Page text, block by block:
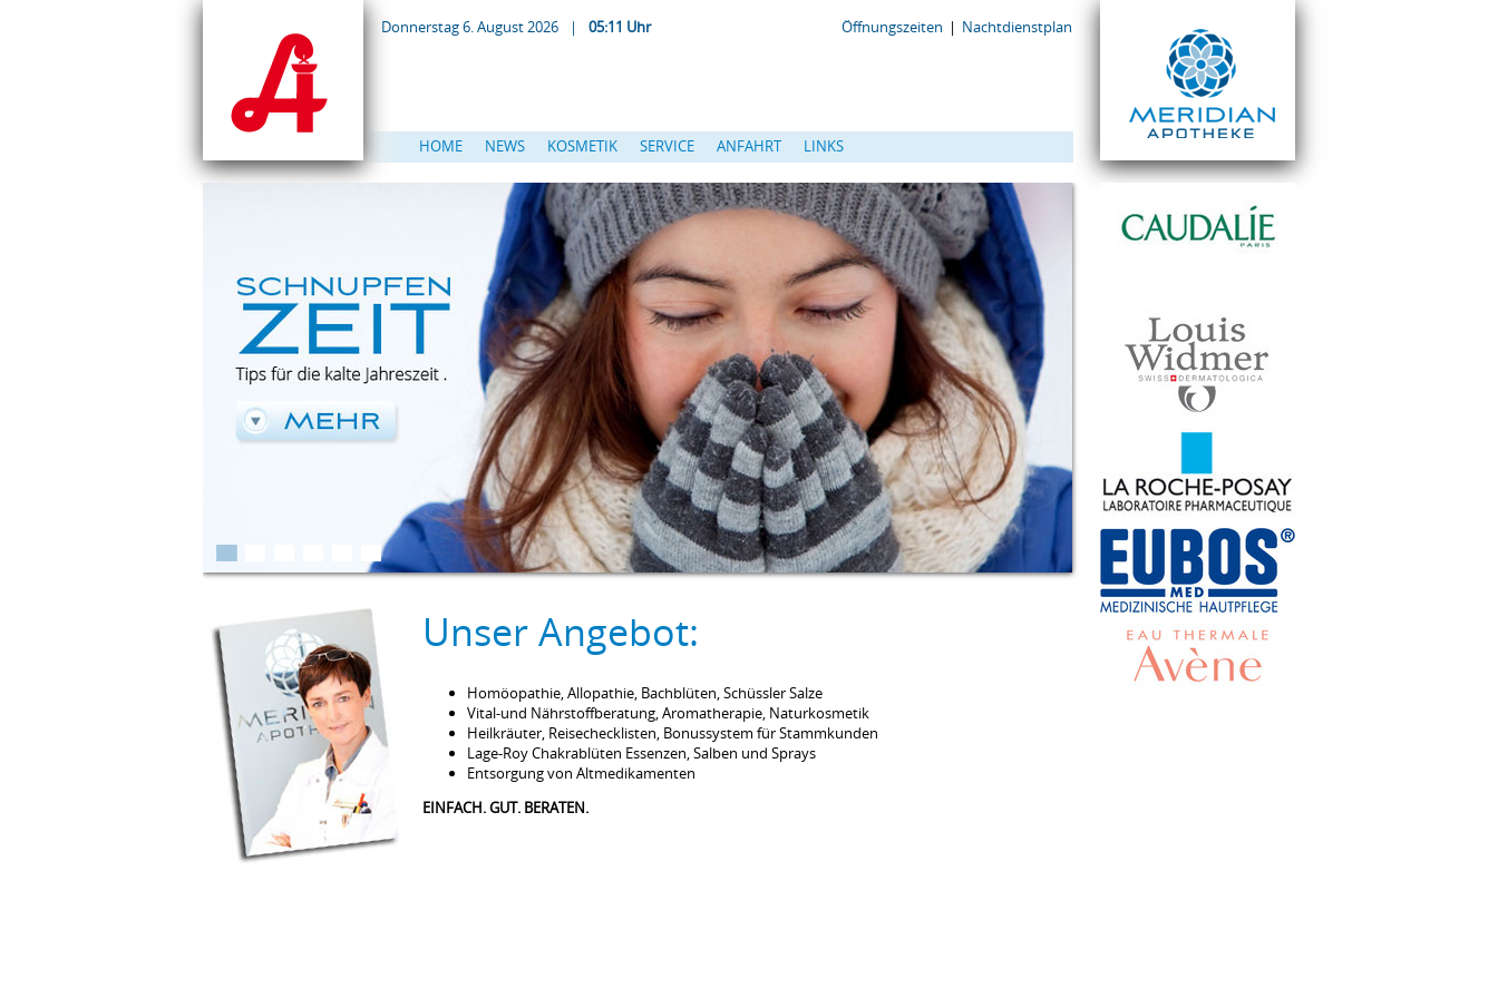
Donnerstag 6. August 2026 | 05:11 Uhr Öffnungszeiten | Nachtdienstplan
HOME NEWS KOSMETIK SERVICE ANFAHRT LINKS
Unser Angebot:
Homöopathie, Allopathie, Bachblüten, Schüssler Salze
Vital-und Nährstoffberatung, Aromatherapie, Naturkosmetik
Heilkräuter, Reisechecklisten, Bonussystem für Stammkunden
Lage-Roy Chakrablüten Essenzen, Salben und Sprays
Entsorgung von Altmedikamenten
EINFACH. GUT. BERATEN.